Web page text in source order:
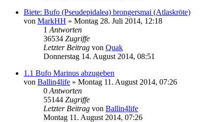
Biete: Bufo (Pseudepidalea) brongersmai (Atlaskröte)
von MarkHH » Montag 28. Juli 2014, 12:18
1 Antworten
36534 Zugriffe
Letzter Beitrag von Quak
Donnerstag 14. August 2014, 08:51
1.1 Bufo Marinus abzugeben
von Ballin4life » Montag 11. August 2014, 07:26
0 Antworten
55144 Zugriffe
Letzter Beitrag von Ballin4life
Montag 11. August 2014, 07:26